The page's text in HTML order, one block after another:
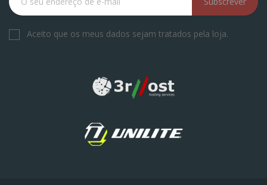
Aceito que os meus dados sejam tratados pela loja.